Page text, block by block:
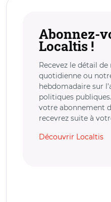
Abonnez-
Localtis !
Recevez le détail
quotidienne ou
hebdomadaire sur
politiques
votre abonnement
recevrez suite à
Découvrir Localtis